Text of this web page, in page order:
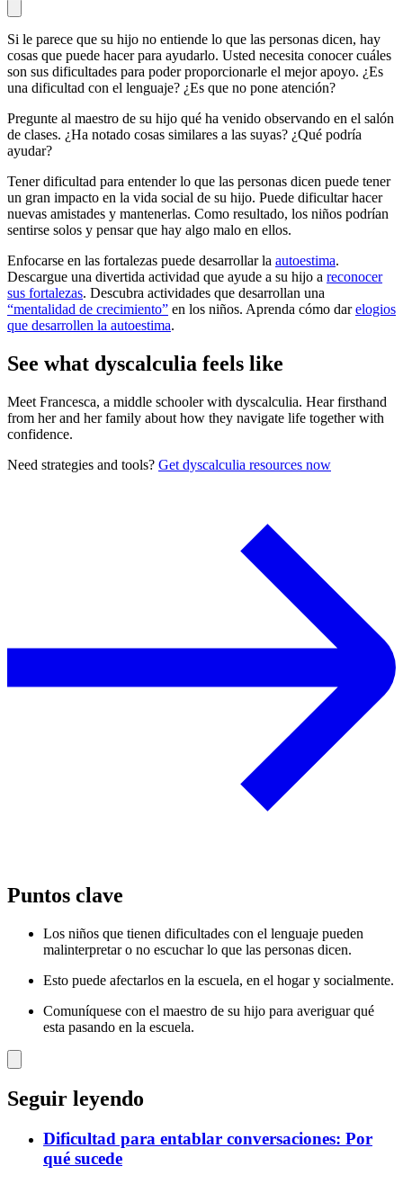
Si le parece que su hijo no entiende lo que las personas dicen, hay
cosas que puede hacer para ayudarlo. Usted necesita conocer cuáles
son sus dificultades para poder proporcionarle el mejor apoyo. ¿Es
una dificultad con el lenguaje? ¿Es que no pone atención?
Pregunte al maestro de su hijo qué ha venido observando en el salón
de clases. ¿Ha notado cosas similares a las suyas? ¿Qué podría
ayudar?
Tener dificultad para entender lo que las personas dicen puede tener
un gran impacto en la vida social de su hijo. Puede dificultar hacer
nuevas amistades y mantenerlas. Como resultado, los niños podrían
sentirse solos y pensar que hay algo malo en ellos.
Enfocarse en las fortalezas puede desarrollar la autoestima.
Descargue una divertida actividad que ayude a su hijo a reconocer
sus fortalezas. Descubra actividades que desarrollan una
“mentalidad de crecimiento” en los niños. Aprenda cómo darelogios
que desarrollen la autoestima.
See what dyscalculia feels like
Meet Francesca, a middle schooler with dyscalculia. Hear firsthand
from her and her family about how they navigate life together with
confidence.
Need strategies and tools? Get dyscalculia resources now
Puntos clave
Los niños que tienen dificultades con el lenguaje pueden
malinterpretar o no escuchar lo que las personas dicen.
Esto puede afectarlos en la escuela, en el hogar y socialmente.
Comuníquese con el maestro de su hijo para averiguar qué
esta pasando en la escuela.
Seguir leyendo
Dificultad para entablar conversaciones: Por
qué sucede